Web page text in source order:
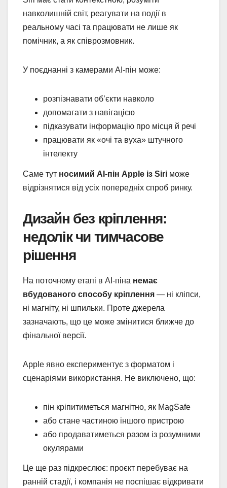
навколишній світ, реагувати на події в
реальному часі та працювати не лише як
помічник, а як співрозмовник.
У поєднанні з камерами AI-пін може:
розпізнавати об’єкти навколо
допомагати з навігацією
підказувати інформацію про місця й речі
працювати як «очі та вуха» штучного
інтелекту
Саме тут носимий AI-пін Apple із Siri може
відрізнятися від усіх попередніх спроб ринку.
Дизайн без кріплення:
недолік чи тимчасове
рішення
На поточному етапі в AI-піна немає
вбудованого способу кріплення — ні кліпси,
ні магніту, ні шпильки. Проте джерела
зазначають, що це може змінитися ближче до
фінальної версії.
Apple явно експериментує з форматом і
сценаріями використання. Не виключено, що:
пін кріпитиметься магнітно, як MagSafe
або стане частиною іншого пристрою
або продаватиметься разом із розумними
окулярами
Це ще раз підкреслює: проєкт перебуває на
ранній стадії, і компанія не поспішає відкривати